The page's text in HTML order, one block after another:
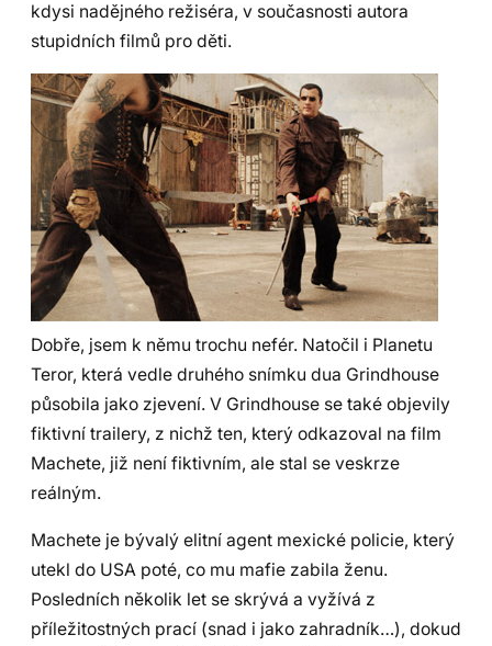
kdysi nadějného režiséra, v současnosti autora
stupidních filmů pro děti.
Dobře, jsem k němu trochu nefér. Natočil i Planetu
Teror, která vedle druhého snímku dua Grindhouse
působila jako zjevení. V Grindhouse se také objevily
fiktivní trailery, z nichž ten, který odkazoval na film
Machete, již není fiktivním, ale stal se veskrze
reálným.
Machete je bývalý elitní agent mexické policie, který
utekl do USA poté, co mu mafie zabila ženu.
Posledních několik let se skrývá a vyžívá z
příležitostných prací (snad i jako zahradník…), dokud